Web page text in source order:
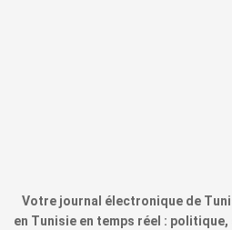
Votre journal électronique de
en Tunisie en temps réel :